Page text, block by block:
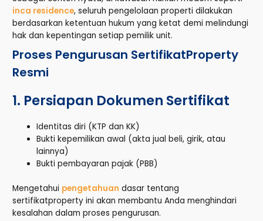
inca residence, seluruh pengelolaan properti dilakukan
berdasarkan ketentuan hukum yang ketat demi melindungi
hak dan kepentingan setiap pemilik unit.
Proses Pengurusan SertifikatProperty
Resmi
1. Persiapan Dokumen Sertifikat
Identitas diri (KTP dan KK)
Bukti kepemilikan awal (akta jual beli, girik, atau
lainnya)
Bukti pembayaran pajak (PBB)
Mengetahui pengetahuan dasar tentang
sertifikatproperty ini akan membantu Anda menghindari
kesalahan dalam proses pengurusan.